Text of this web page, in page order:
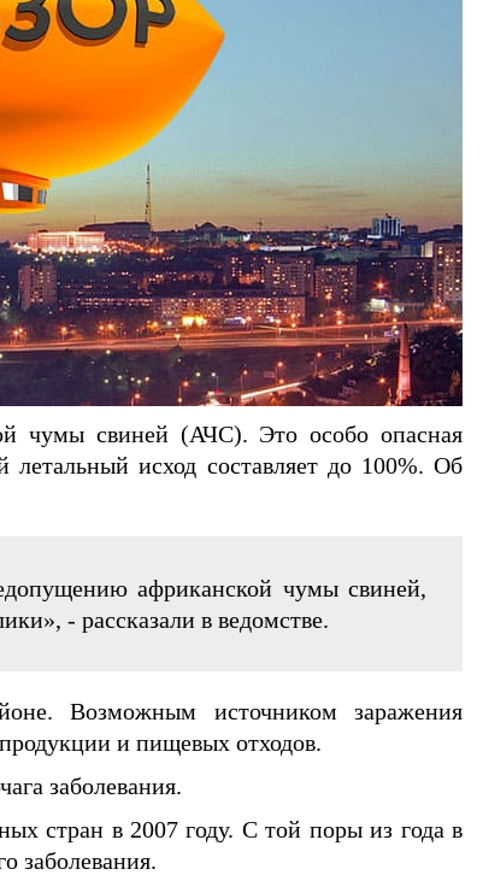
чумы свиней (АЧС). Это особо опасная
исход составляет до 100%. Об
африканской чумы свиней,
- рассказали в ведомстве.
Возможным источником заражения
и пищевых отходов.
заболевания.
стран в 2007 году. С той поры из года в
заболевания.